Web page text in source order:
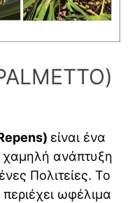
είναι ένα
χαμηλή ανάπτυξη
Πολιτείες. Το
ωφέλιμα